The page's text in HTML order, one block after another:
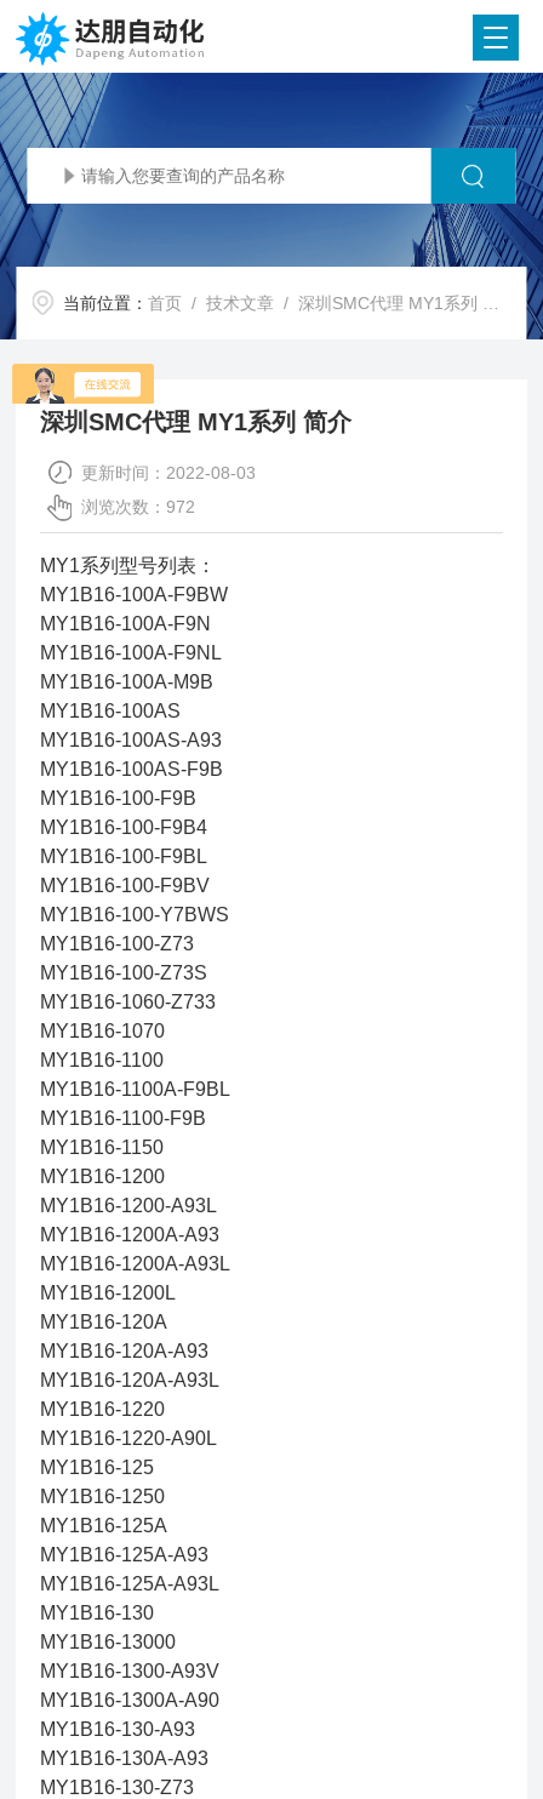
当前位置：首页 /技术文章 / 深圳SMC代理 MY1系列 简介
深圳SMC代理 MY1系列 简介
更新时间：2022-08-03
浏览次数：972
MY1系列型号列表：
MY1B16-100A-F9BW
MY1B16-100A-F9N
MY1B16-100A-F9NL
MY1B16-100A-M9B
MY1B16-100AS
MY1B16-100AS-A93
MY1B16-100AS-F9B
MY1B16-100-F9B
MY1B16-100-F9B4
MY1B16-100-F9BL
MY1B16-100-F9BV
MY1B16-100-Y7BWS
MY1B16-100-Z73
MY1B16-100-Z73S
MY1B16-1060-Z733
MY1B16-1070
MY1B16-1100
MY1B16-1100A-F9BL
MY1B16-1100-F9B
MY1B16-1150
MY1B16-1200
MY1B16-1200-A93L
MY1B16-1200A-A93
MY1B16-1200A-A93L
MY1B16-1200L
MY1B16-120A
MY1B16-120A-A93
MY1B16-120A-A93L
MY1B16-1220
MY1B16-1220-A90L
MY1B16-125
MY1B16-1250
MY1B16-125A
MY1B16-125A-A93
MY1B16-125A-A93L
MY1B16-130
MY1B16-13000
MY1B16-1300-A93V
MY1B16-1300A-A90
MY1B16-130-A93
MY1B16-130A-A93
MY1B16-130-Z73